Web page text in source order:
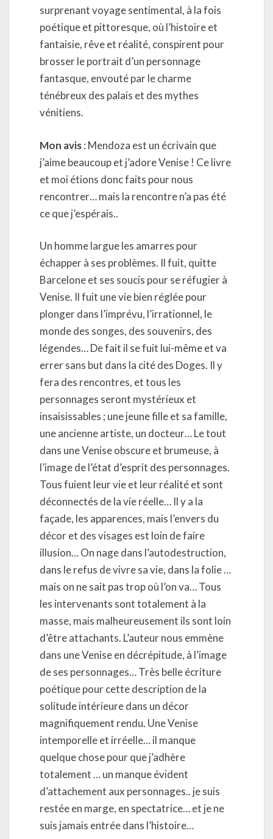
surprenant voyage sentimental, à la fois
poétique et pittoresque, où l’histoire et
fantaisie, rêve et réalité, conspirent pour
brosser le portrait d’un personnage
fantasque, envouté par le charme
ténébreux des palais et des mythes
vénitiens.
Mon avis: Mendoza est un écrivain que
j’aime beaucoup et j’adore Venise ! Ce livre
et moi étions donc faits pour nous
rencontrer… mais la rencontre n’a pas été
ce que j’espérais..
Un homme largue les amarres pour
échapper à ses problèmes. Il fuit, quitte
Barcelone et ses soucis pour se réfugier à
Venise. Il fuit une vie bien réglée pour
plonger dans l’imprévu, l’irrationnel, le
monde des songes, des souvenirs, des
légendes… De fait il se fuit lui-même et va
errer sans but dans la cité des Doges. Il y
fera des rencontres, et tous les
personnages seront mystérieux et
insaisissables ; une jeune fille et sa famille,
une ancienne artiste, un docteur… Le tout
dans une Venise obscure et brumeuse, à
l’image de l’état d’esprit des personnages.
Tous fuient leur vie et leur réalité et sont
déconnectés de la vie réelle… Il y a la
façade, les apparences, mais l’envers du
décor et des visages est loin de faire
illusion… On nage dans l’autodestruction,
dans le refus de vivre sa vie, dans la folie …
mais on ne sait pas trop où l’on va… Tous
les intervenants sont totalement à la
masse, mais malheureusement ils sont loin
d’être attachants. L’auteur nous emmène
dans une Venise en décrépitude, à l’image
de ses personnages… Très belle écriture
poétique pour cette description de la
solitude intérieure dans un décor
magnifiquement rendu. Une Venise
intemporelle et irréelle… il manque
quelque chose pour que j’adhère
totalement … un manque évident
d’attachement aux personnages.. je suis
restée en marge, en spectatrice… et je ne
suis jamais entrée dans l’histoire…